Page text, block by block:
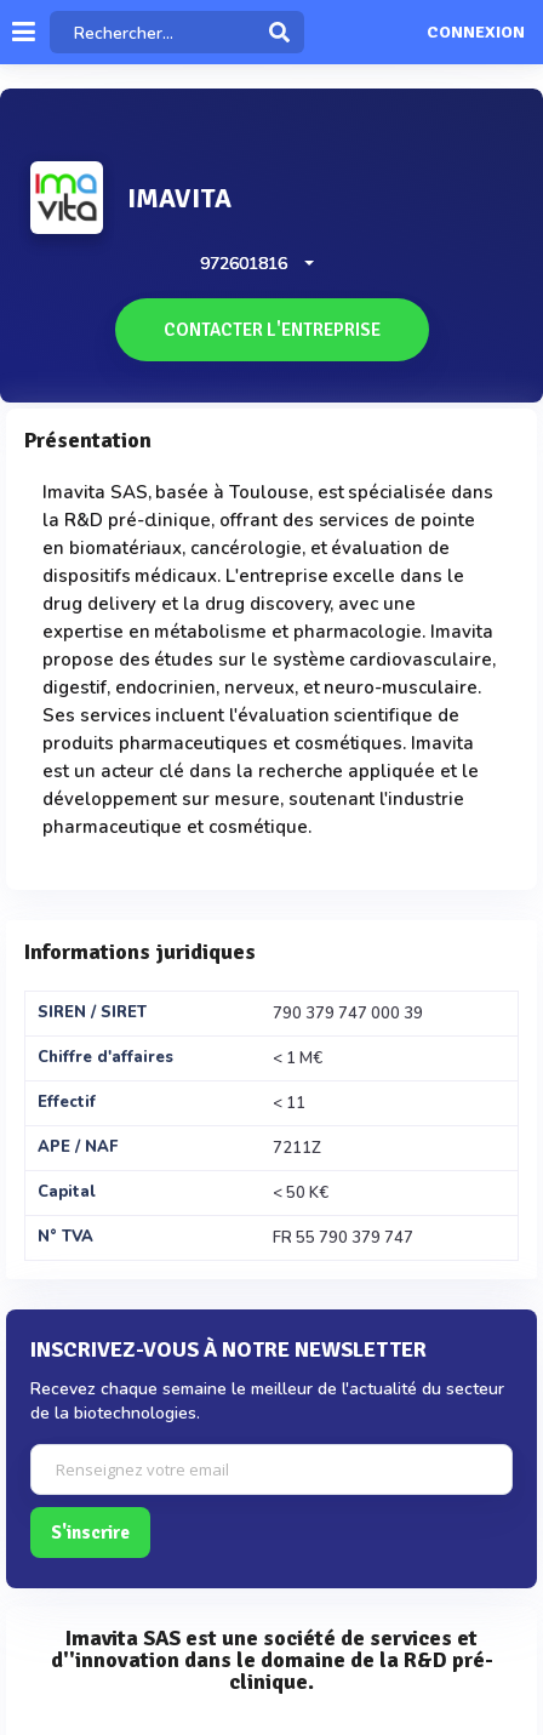
CONNEXION
IMAVITA
972601816
CONTACTER L'ENTREPRISE
Présentation
Imavita SAS, basée à Toulouse, est spécialisée dans
la R&D pré-clinique, offrant des services de pointe
en biomatériaux, cancérologie, et évaluation de
dispositifs médicaux. L'entreprise excelle dans le
drug delivery et la drug discovery, avec une
expertise en métabolisme et pharmacologie. Imavita
propose des études sur le système cardiovasculaire,
digestif, endocrinien, nerveux, et neuro-musculaire.
Ses services incluent l'évaluation scientifique de
produits pharmaceutiques et cosmétiques. Imavita
est un acteur clé dans la recherche appliquée et le
développement sur mesure, soutenant l'industrie
pharmaceutique et cosmétique.
Informations juridiques
SIREN / SIRET
790 379 747 000 39
Chiffre d'affaires
< 1 M€
Effectif
< 11
APE / NAF
7211Z
Capital
< 50 K€
N° TVA
FR 55 790 379 747
INSCRIVEZ-VOUS À NOTRE NEWSLETTER
Recevez chaque semaine le meilleur de l'actualité du secteur
de la biotechnologies.
S'inscrire
Imavita SAS est une société de services et
d''innovation dans le domaine de la R&D pré-
clinique.